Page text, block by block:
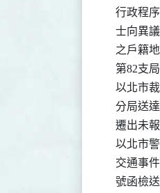
行政
士向
之戶
第82
以北
分局
遷出
以北
交通
號函